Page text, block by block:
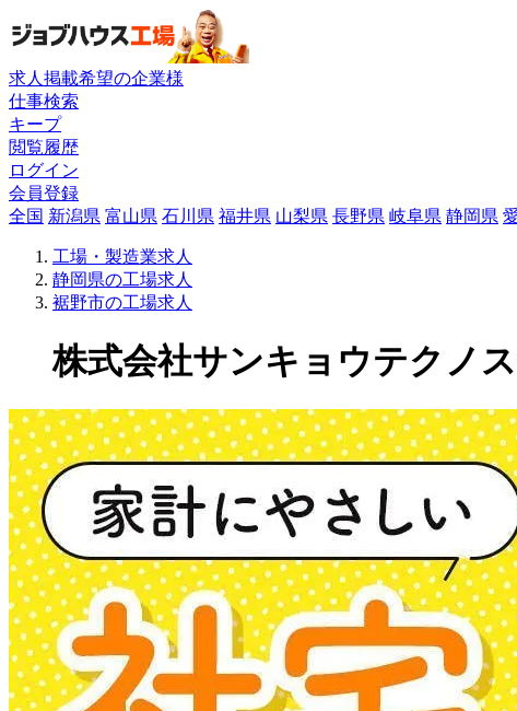
求人掲載希望の企業様
仕事検索
キープ
閲覧履歴
ログイン
会員登録
全国 新潟県 富山県 石川県 福井県 山梨県 長野県 岐阜県 静岡県
工場・製造業求人
静岡県の工場求人
裾野市の工場求人
株式会社サンキョウテクノ